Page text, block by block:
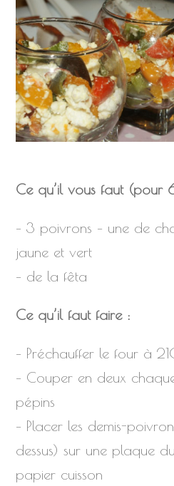
Ce qu’il vous faut (pour
– 3 poivrons – une de
jaune et vert
– de la fêta
Ce qu’il faut faire :
– Préchauffer le four à
– Couper en deux
pépins
– Placer les demis-
dessus) sur une plaque
papier cuisson